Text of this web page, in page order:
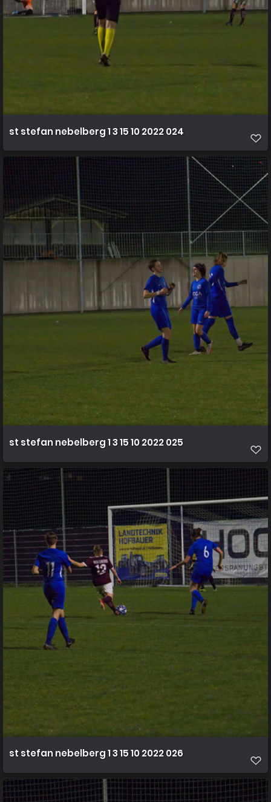
st stefan nebelberg 1 3 15 10 2022 024
st stefan nebelberg 1 3 15 10 2022 025
st stefan nebelberg 1 3 15 10 2022 026